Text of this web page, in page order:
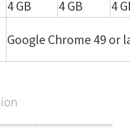
4 GB 4 GB
4
Google Chrome 49 or